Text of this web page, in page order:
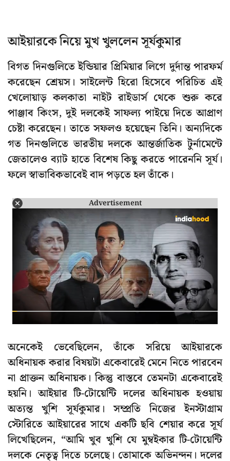
আইয়ারকে নিয়ে মুখ খুললেন সূর্যকুমার
বিগত দিনগুলিতে ইন্ডিয়ার প্রিমিয়ার লিগে দুর্দান্ত পারফর্ম
করেছেন শ্রেয়স। সাইলেন্ট হিরো হিসেবে পরিচিত এই
খেলোয়াড় কলকাতা নাইট রাইডার্স থেকে শুরু করে
পাঞ্জাব কিংস, দুই দলকেই সাফল্য পাইয়ে দিতে আপ্রাণ
চেষ্টা করেছেন। তাতে সফলও হয়েছেন তিনি। অন্যদিকে
গত দিনগুলিতে ভারতীয় দলকে আন্তর্জাতিক টুর্নামেন্টে
জেতালেও ব্যাট হাতে বিশেষ কিছু করতে পারেননি সূর্য।
ফলে স্বাভাবিকভাবেই বাদ পড়তে হল তাঁকে।
Advertisement
অনেকেই ভেবেছিলেন, তাঁকে সরিয়ে আইয়ারকে
অধিনায়ক করার বিষয়টা একেবারেই মেনে নিতে পারবেন
না প্রাক্তন অধিনায়ক। কিন্তু বাস্তবে তেমনটা একেবারেই
হয়নি। আইয়ার টি-টোয়েন্টি দলের অধিনায়ক হওয়ায়
অত্যন্ত খুশি সূর্যকুমার। সম্প্রতি নিজের ইনস্টাগ্রাম
স্টোরিতে আইয়ারের সাথে একটি ছবি শেয়ার করে সূর্য
লিখেছিলেন, “আমি খুব খুশি যে মুম্বইকার টি-টোয়েন্টি
দলকে নেতৃত্ব দিতে চলেছে। তোমাকে অভিনন্দন। দলের